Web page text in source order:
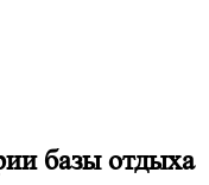
базы отдыха